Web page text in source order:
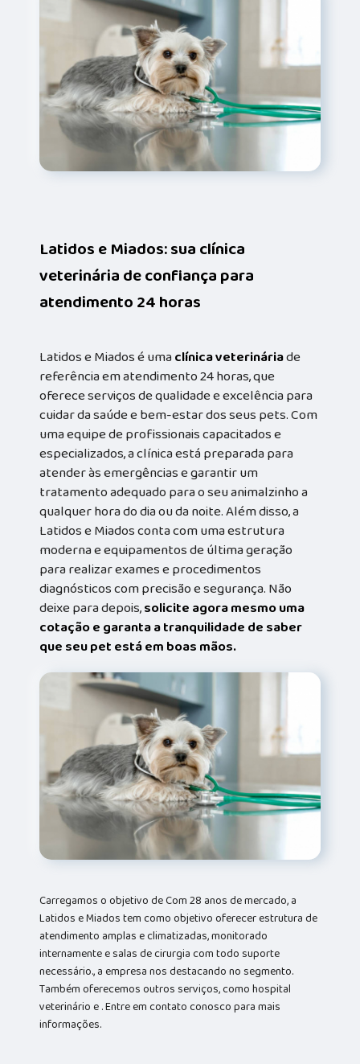
Latidos e Miados: sua clínica
veterinária de confiança para
atendimento 24 horas
Latidos e Miados é umaclínica veterináriade
referência em atendimento 24 horas, que
oferece serviços de qualidade e excelência para
cuidar da saúde e bem-estar dos seus pets. Com
uma equipe de profissionais capacitados e
especializados, a clínica está preparada para
atender às emergências e garantir um
tratamento adequado para o seu animalzinho a
qualquer hora do dia ou da noite. Além disso, a
Latidos e Miados conta com uma estrutura
moderna e equipamentos de última geração
para realizar exames e procedimentos
diagnósticos com precisão e segurança. Não
deixe para depois,solicite agora mesmo uma
cotação e garanta a tranquilidade de saber
que seu pet está em boas mãos.
Carregamos o objetivo de Com 28 anos de mercado, a
Latidos e Miados tem como objetivo oferecer estrutura de
atendimento amplas e climatizadas, monitorado
internamente e salas de cirurgia com todo suporte
necessário., a empresa nos destacando no segmento.
Também oferecemos outros serviços, como hospital
veterinário e . Entre em contato conosco para mais
informações.